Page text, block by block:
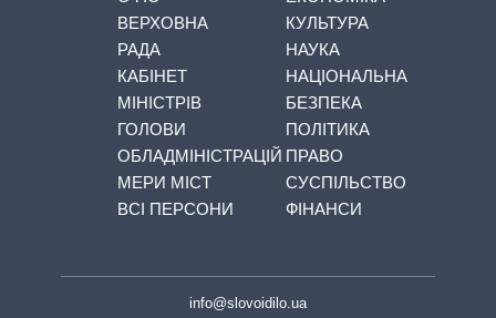
ВЕРХОВНА
РАДА
КАБІНЕТ
МІНІСТРІВ
ГОЛОВИ
ОБЛАДМІНІСТРАЦІЙ
МЕРИ МІСТ
ВСІ ПЕРСОНИ
КУЛЬТУРА
НАУКА
НАЦІОНАЛЬНА
БЕЗПЕКА
ПОЛІТИКА
ПРАВО
СУСПІЛЬСТВО
ФІНАНСИ
info@slovoidilo.ua